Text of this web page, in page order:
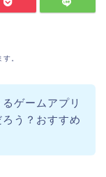
。
ゲームアプリ
う？おすすめ